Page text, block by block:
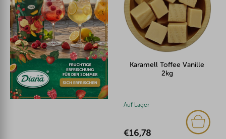
Karamell Toffee Vanille
2kg
Auf Lager
€16,78